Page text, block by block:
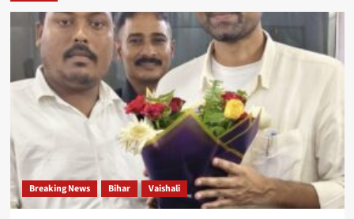
Breaking News Bihar Vaishali